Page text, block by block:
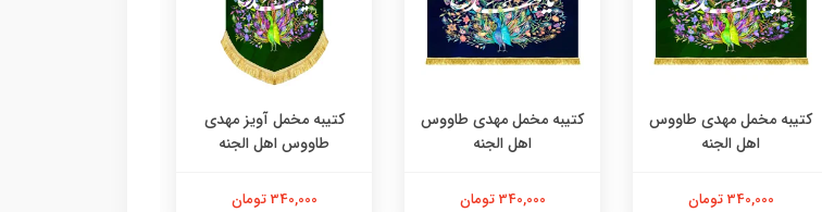
کتیبه مخمل مهدی طاووس
اهل الجنه
340,000 تومان
کتیبه مخمل مهدی طاووس
اهل الجنه
340,000 تومان
کتیبه مخمل آویز مهدی
طاووس اهل الجنه
340,000 تومان